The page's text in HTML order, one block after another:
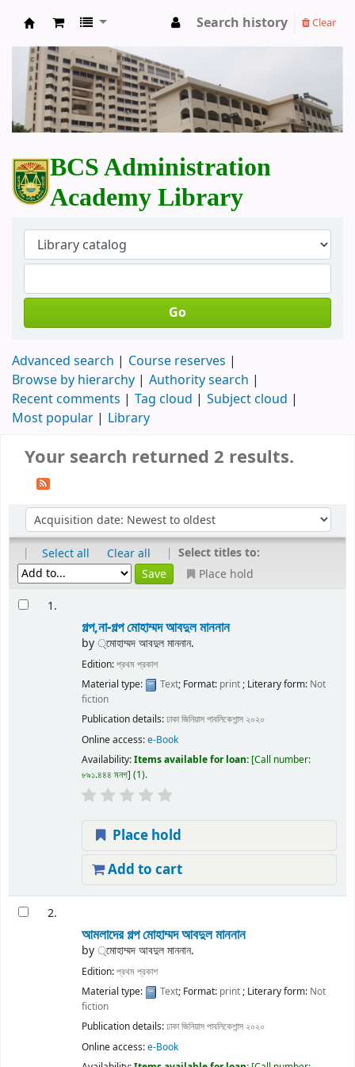
BCS Administration Academy Library
Search history Clear
BCS Administration
Academy Library
Go
Advanced search
Course reserves
Browse by hierarchy
Authority search
Recent comments
Tag cloud
Subject cloud
Most popular
Library
Your search returned 2 results.
| Select all Clear all | Select titles to:
Place hold
1.
গল্প,না-গল্পমোহাম্মদ আবদুল মাননান
by্মোহাম্মদ আবদুল মাননান.
Edition:প্রথম প্রকাশ
Material type:
Text; Format: print; Literary form: Not
fiction
Publication details:ঢাকাজিনিয়াস পাবলিকেশান্স ২০২০
Online access:e-Book
Availability:Items available for loan: Call number:
৮৯১.৪৪৪ মনগ (1).
Place hold
Add to cart
2.
আমলাদের গল্পমোহাম্মদ আবদুল মাননান
by্মোহাম্মদ আবদুল মাননান.
Edition:প্রথম প্রকাশ
Material type:
Text; Format: print; Literary form: Not
fiction
Publication details:ঢাকাজিনিয়াস পাবলিকেশান্স ২০২০
Online access:e-Book